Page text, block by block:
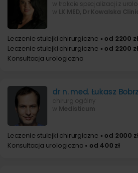
w trakcie specjalizacji z
w LK MED, Dr Kowalska
Leczenie stulejki chirurgiczne • od 2200 zł
Leczenie stulejki chirurgiczne • od 2200 zł
Konsultacja urologiczna
dr n. med. Łukasz
chirurg ogólny
w Medisticum
Leczenie stulejki chirurgiczne • od 2000
Konsultacja urologiczna • od 400 zł